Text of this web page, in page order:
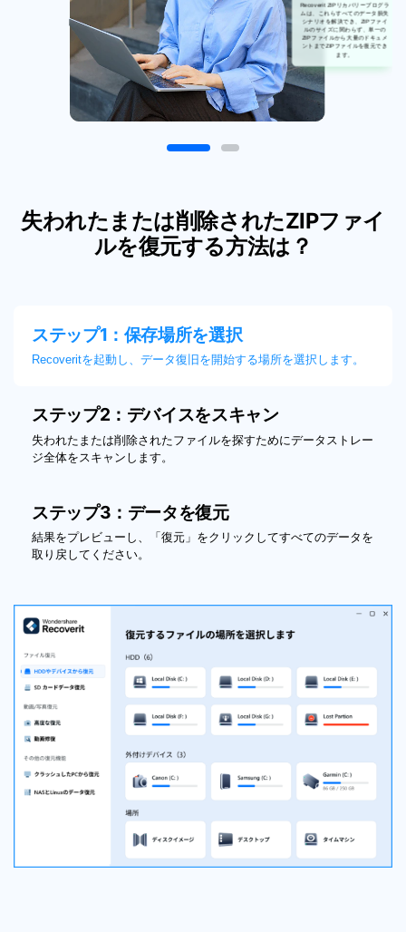
Recoverit ZIPリカバリープログラ
ムは、これらすべてのデータ損失
シナリオを解決でき、ZIPファイ
ルのサイズに関わらず、単一の
ZIPファイルから大量のドキュメ
ントまでZIPファイルを復元でき
ます。
失われたまたは削除されたZIPファイ
ルを復元する方法は？
ステップ1：保存場所を選択
Recoveritを起動し、データ復旧を開始する場所を選択します。
ステップ2：デバイスをスキャン
失われたまたは削除されたファイルを探すためにデータストレー
ジ全体をスキャンします。
ステップ3：データを復元
結果をプレビューし、「復元」をクリックしてすべてのデータを
取り戻してください。